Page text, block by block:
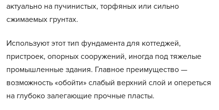
актуально на пучинистых, торфяных или сильно
сжимаемых грунтах.
Используют этот тип фундамента для коттеджей,
пристроек, опорных сооружений, иногда под тяжелые
промышленные здания. Главное преимущество —
возможность «обойти» слабый верхний слой и опереться
на глубоко залегающие прочные пласты.